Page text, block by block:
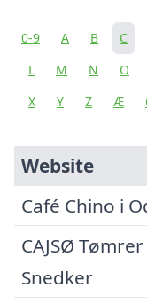
0-9 A B C
L
M N O
X
Y Z Æ
Website
Café Chino i
CAJSØ
Snedker